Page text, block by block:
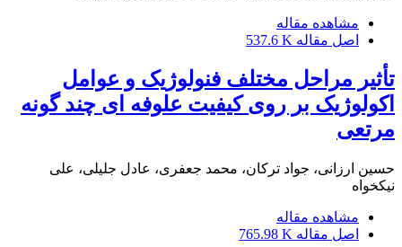
مشاهده مقاله
اصل مقاله 537.6 K
تأثیر مراحل مختلف فنولوژیک و عوامل
اکولوژیک بر روی کیفیت علوفه ای چند گونه
مرتعی
حسین ارزانی، جواد ترکان، محمد جعفری، عادل جلیلی، علی
نیکخواه
مشاهده مقاله
اصل مقاله 765.98 K